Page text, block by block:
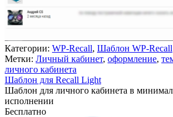
Категории: WP-Recall, Шаблон WP-Recall
Метки: Личный кабинет, оформление,
личного кабинета
Шаблон для Recall Light
Шаблон для личного кабинета в
исполнении
Бесплатно